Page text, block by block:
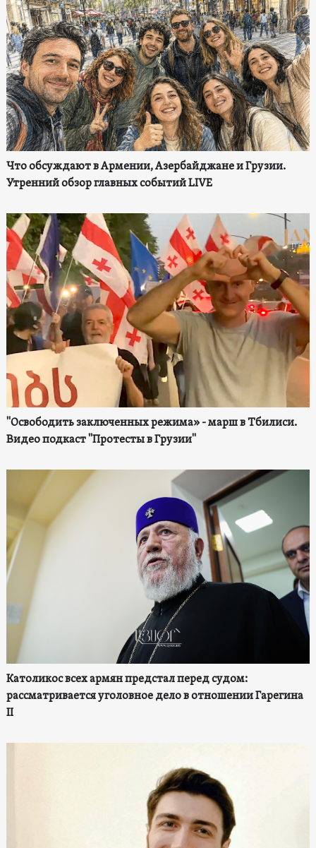
Что обсуждают в Армении, Азербайджане и Грузии.
Утренний обзор главных событий LIVE
"Освободить заключенных режима» - марш в Тбилиси.
Видео подкаст "Протесты в Грузии"
Католикос всех армян предстал перед судом:
рассматривается уголовное дело в отношении Гарегина
II